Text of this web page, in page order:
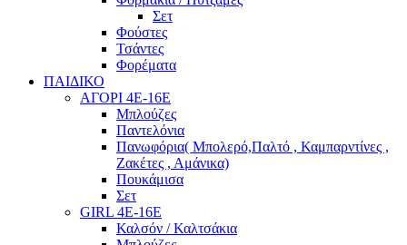
Σετ
Φούστες
Τσάντες
Φορέματα
ΠΑΙΔΙΚΟ
ΑΓΟΡΙ 4Ε-16Ε
Μπλούζες
Παντελόνια
Πανωφόρια( Μπολερό,Παλτό , Καμπαρντίνες ,
Ζακέτες , Αμάνικα)
Πουκάμισα
Σετ
GIRL 4Ε-16Ε
Καλσόν / Καλτσάκια